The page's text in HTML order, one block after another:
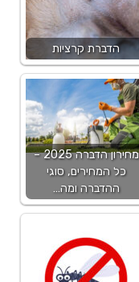
הדברת קרציות
מחירון הדברה 2025 –
כל המחירים, סוגי
ההדברה ומה…